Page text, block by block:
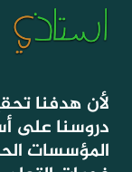
لأن هدفنا
دروسنا على
المؤسسات